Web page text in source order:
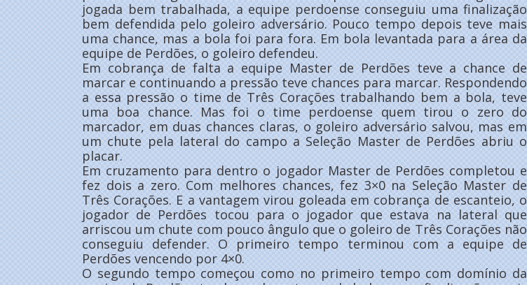
jogada bem trabalhada, a equipe perdoense conseguiu uma finalização
bem defendida pelo goleiro adversário. Pouco tempo depois teve mais
uma chance, mas a bola foi para fora. Em bola levantada para a área da
equipe de Perdões, o goleiro defendeu.
Em cobrança de falta a equipe Master de Perdões teve a chance de
marcar e continuando a pressão teve chances para marcar. Respondendo
a essa pressão o time de Três Corações trabalhando bem a bola, teve
uma boa chance. Mas foi o time perdoense quem tirou o zero do
marcador, em duas chances claras, o goleiro adversário salvou, mas em
um chute pela lateral do campo a Seleção Master de Perdões abriu o
placar.
Em cruzamento para dentro o jogador Master de Perdões completou e
fez dois a zero. Com melhores chances, fez 3×0 na Seleção Master de
Três Corações. E a vantagem virou goleada em cobrança de escanteio, o
jogador de Perdões tocou para o jogador que estava na lateral que
arriscou um chute com pouco ângulo que o goleiro de Três Corações não
conseguiu defender. O primeiro tempo terminou com a equipe de
Perdões vencendo por 4×0.
O segundo tempo começou como no primeiro tempo com domínio da